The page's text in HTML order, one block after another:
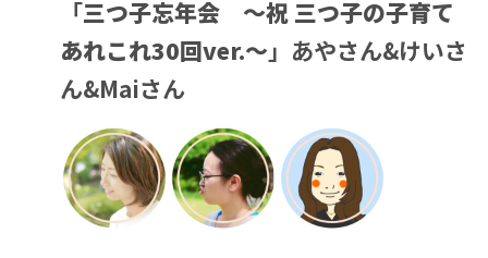
「三つ子忘年会 ～祝 三つ子の子育て
あれこれ30回ver.～」あやさん&けいさ
ん&Maiさん